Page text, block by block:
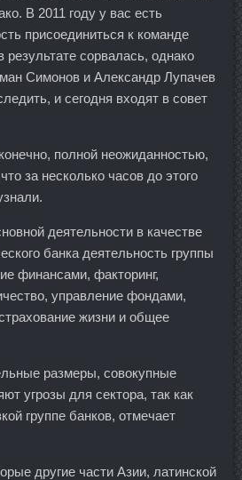
В 2011 году у вас есть
присоединиться к команде
сорвалась, однако
Симонов и Александр Лупачев
и сегодня входят в совет
полной неожиданностью,
за несколько часов до этого
деятельности в качестве
банка деятельность группы
финансами, факторинг,
управление фондами,
жизни и общее
размеры, совокупные
угрозы для сектора, так как
группе банков, отмечает
другие части Азии, латинской